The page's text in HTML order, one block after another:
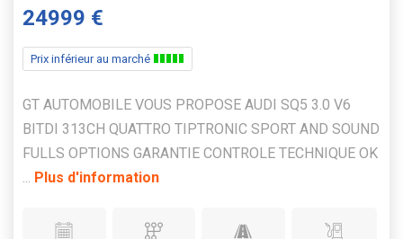
24999 €
Prix inférieur au marché
GT AUTOMOBILE VOUS PROPOSE AUDI SQ5 3.0 V6
BITDI 313CH QUATTRO TIPTRONIC SPORT AND SOUND
FULLS OPTIONS GARANTIE CONTROLE TECHNIQUE OK
... Plus d'information